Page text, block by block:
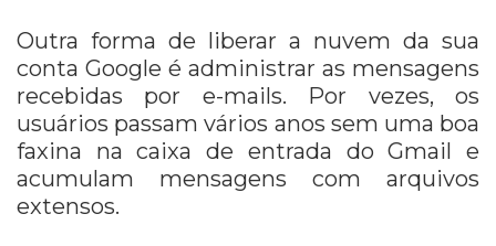
Outra forma de liberar a nuvem da sua
conta Google é administrar as mensagens
recebidas por e-mails. Por vezes, os
usuários passam vários anos sem uma boa
faxina na caixa de entrada do Gmail e
acumulam mensagens com arquivos
extensos.